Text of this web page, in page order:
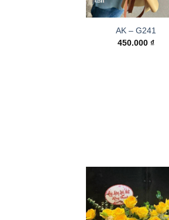
AK – G241
450.000 ₫